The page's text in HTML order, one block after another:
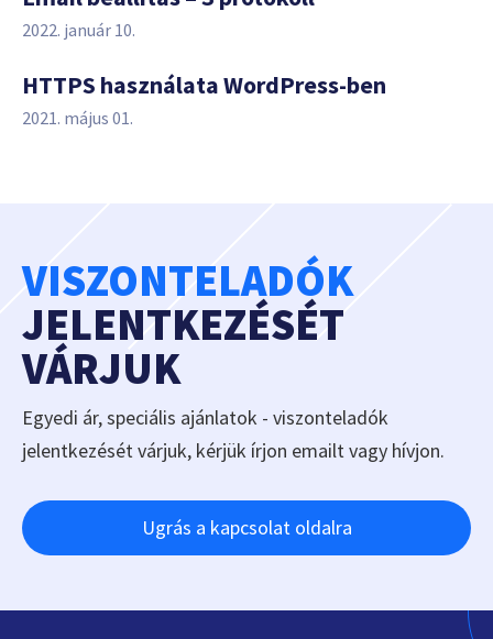
2022. január 10.
HTTPS használata WordPress-ben
2021. május 01.
VISZONTELADÓK
JELENTKEZÉSÉT
VÁRJUK
Egyedi ár, speciális ajánlatok - viszonteladók
jelentkezését várjuk, kérjük írjon emailt vagy hívjon.
Ugrás a kapcsolat oldalra